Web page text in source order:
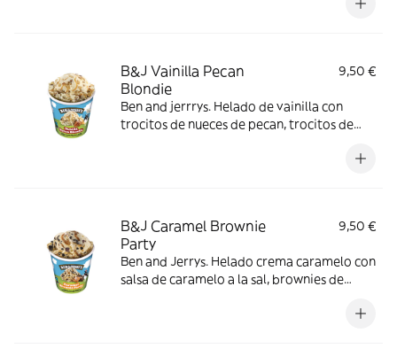
B&J Vainilla Pecan
Blondie
9,50 €
Ben and jerrrys. Helado de vainilla con
trocitos de nueces de pecan, trocitos de
B&J Caramel Brownie
Party
9,50 €
Ben and Jerrys. Helado crema caramelo con
salsa de caramelo a la sal, brownies de